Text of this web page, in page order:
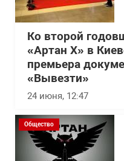
Ко второй
«Артан Х» в
премьера
«Вывезти»
24 июня, 12:47
Общество